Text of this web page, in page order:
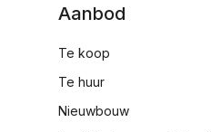
Aanbod
Te koop
Te huur
Nieuwbouw